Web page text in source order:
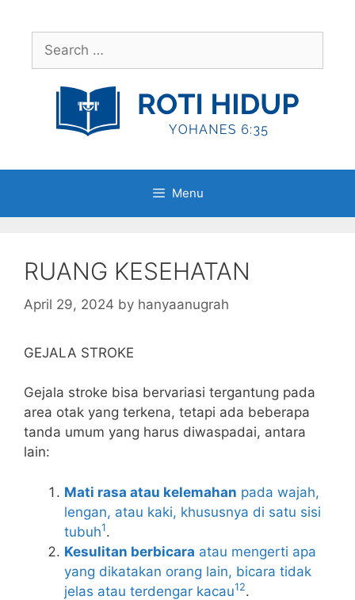
contentSearch
for:
Menu
RUANG KESEHATAN
April 29, 2024 by hanyaanugrah
GEJALA STROKE
Gejala stroke bisa bervariasi tergantung pada
area otak yang terkena, tetapi ada beberapa
tanda umum yang harus diwaspadai, antara
lain:
Mati rasa atau kelemahan pada wajah,
lengan, atau kaki, khususnya di satu sisi
tubuh1.
Kesulitan berbicara atau mengerti apa
yang dikatakan orang lain, bicara tidak
jelas atau terdengar kacau12.